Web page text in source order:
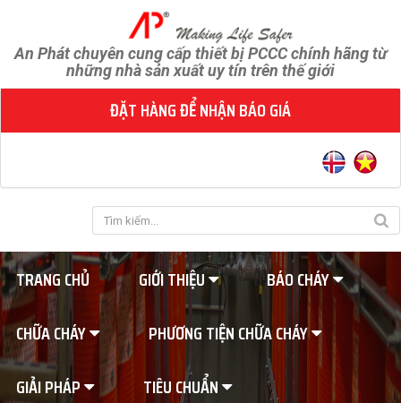
An Phát chuyên cung cấp thiết bị PCCC chính hãng từ
những nhà sản xuất uy tín trên thế giới
ĐẶT HÀNG ĐỂ NHẬN BÁO GIÁ
TRANG CHỦ GIỚI THIỆU
BÁO CHÁY
CHỮA CHÁY
PHƯƠNG TIỆN CHỮA CHÁY
GIẢI PHÁP
TIÊU CHUẨN